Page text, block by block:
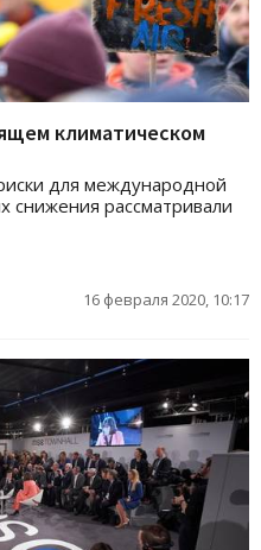
климатическом
для международной
снижения рассматривали
16 февраля 2020, 10:17